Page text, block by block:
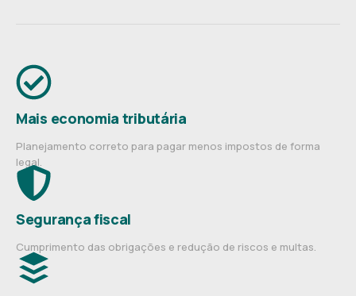
Mais economia tributária
Planejamento correto para pagar menos impostos de forma
legal.
Segurança fiscal
Cumprimento das obrigações e redução de riscos e multas.